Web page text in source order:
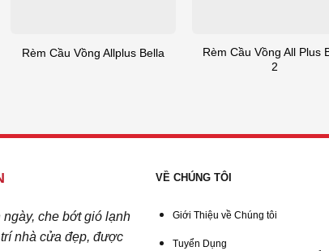
Rèm Cầu Vồng Allplus Bella
Rèm Cầu Vồng All Plus
2
che bớt gió lạnh
nhà cửa đẹp, được
VỀ CHÚNG TÔI
Giới Thiệu về Chúng tôi
Tuyển Dụng